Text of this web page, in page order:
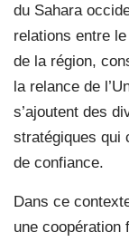
du Sahara
relations entre
de la région,
la relance de
s’ajoutent des
stratégiques qui
de confiance.
Dans ce
une coopération